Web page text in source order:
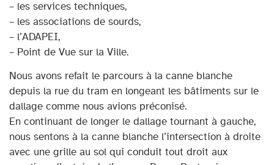
– les services techniques,
– les associations de sourds,
– l’ADAPEI,
– Point de Vue sur la Ville.
Nous avons refait le parcours à la canne blanche
depuis la rue du tram en longeant les bâtiments sur le
dallage comme nous avions préconisé.
En continuant de longer le dallage tournant à gauche,
nous sentons à la canne blanche l’intersection à droite
avec une grille au sol qui conduit tout droit aux